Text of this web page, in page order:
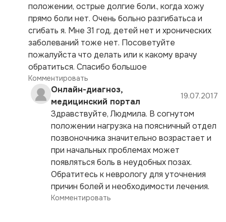
положении, острые долгие боли., когда хожу
прямо боли нет. Очень больно разгибатьса и
сгибать я. Мне 31 год, детей нет и хронических
заболеваний тоже нет. Посоветуйте
пожалуйста что делать или к какому врачу
обратиться. Спасибо большое
Комментировать
Онлайн-диагноз,
медицинский портал
19.07.2017
Здравствуйте, Людмила. В согнутом
положении нагрузка на поясничный отдел
позвоночника значительно возрастает и
при начальных проблемах может
появляться боль в неудобных позах.
Обратитесь к неврологу для уточнения
причин болей и необходимости лечения.
Комментировать